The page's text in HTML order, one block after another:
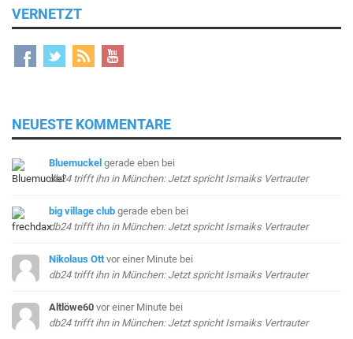
VERNETZT
NEUESTE KOMMENTARE
Bluemuckel gerade eben bei
db24 trifft ihn in München: Jetzt spricht Ismaiks Vertrauter
big village club gerade eben bei
db24 trifft ihn in München: Jetzt spricht Ismaiks Vertrauter
Nikolaus Ott vor einer Minute bei
db24 trifft ihn in München: Jetzt spricht Ismaiks Vertrauter
Altlöwe60 vor einer Minute bei
db24 trifft ihn in München: Jetzt spricht Ismaiks Vertrauter